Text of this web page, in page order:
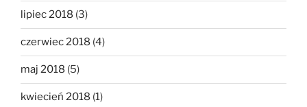
lipiec 2018 (3)
czerwiec 2018 (4)
maj 2018 (5)
kwiecień 2018 (1)